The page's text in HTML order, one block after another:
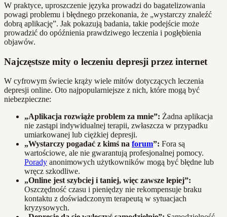
W praktyce, uproszczenie języka prowadzi do bagatelizowania
powagi problemu i błędnego przekonania, że „wystarczy znaleźć
dobrą aplikację”. Jak pokazują badania, takie podejście może
prowadzić do opóźnienia prawdziwego leczenia i pogłębienia
objawów.
Najczęstsze mity o leczeniu depresji przez internet
W cyfrowym świecie krąży wiele mitów dotyczących leczenia
depresji online. Oto najpopularniejsze z nich, które mogą być
niebezpieczne:
„Aplikacja rozwiąże problem za mnie”: Żadna aplikacja
nie zastąpi indywidualnej terapii, zwłaszcza w przypadku
umiarkowanej lub ciężkiej depresji.
„Wystarczy pogadać z kimś na forum”: Fora są
wartościowe, ale nie gwarantują profesjonalnej pomocy.
Porady anonimowych użytkowników mogą być błędne lub
wręcz szkodliwe.
„Online jest szybciej i taniej, więc zawsze lepiej”:
Oszczędność czasu i pieniędzy nie rekompensuje braku
kontaktu z doświadczonym terapeutą w sytuacjach
kryzysowych.